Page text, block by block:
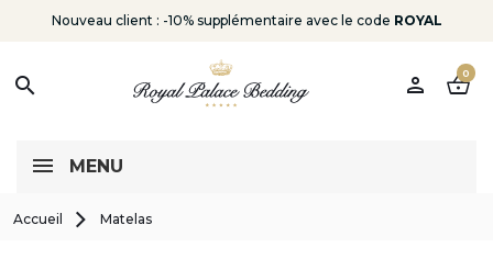
Nouveau client : -10% supplémentaire avec le code ROYAL
search person shopping_basket
0
MENU
Accueil Matelas